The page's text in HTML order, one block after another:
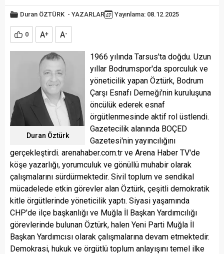
Duran ÖZTÜRK - YAZARLAR Yayınlama: 08.12.2025
0 A+ A-
Duran Öztürk
1966 yılında Tarsus'ta doğdu. Uzun
yıllar Bodrumspor'da sporculuk ve
yöneticilik yapan Öztürk, Bodrum
Çarşı Esnafı Derneği'nin kuruluşuna
öncülük ederek esnaf
örgütlenmesinde aktif rol üstlendi.
Gazetecilik alanında BOÇED
Gazetesi'nin yayıncılığını
gerçekleştirdi. arenahaber.com.tr ve Arena Haber TV'de
köşe yazarlığı, yorumculuk ve gönüllü muhabir olarak
çalışmalarını sürdürmektedir. Sivil toplum ve sendikal
mücadelede etkin görevler alan Öztürk, çeşitli demokratik
kitle örgütlerinde yöneticilik yaptı. Siyasi yaşamında
CHP'de ilçe başkanlığı ve Muğla İl Başkan Yardımcılığı
görevlerinde bulunan Öztürk, halen Yeni Parti Muğla İl
Başkan Yardımcısı olarak çalışmalarına devam etmektedir.
Demokrasi, hukuk ve örgütlü toplum anlayışını temel ilke